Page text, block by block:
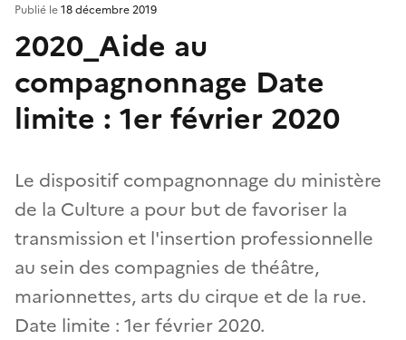
2020_Aide au
compagnonnage Date
limite : 1er février 2020
Le dispositif compagnonnage du ministère
de la Culture a pour but de favoriser la
transmission et l'insertion professionnelle
au sein des compagnies de théâtre,
marionnettes, arts du cirque et de la rue.
Date limite : 1er février 2020.
Publié le18 décembre 2019